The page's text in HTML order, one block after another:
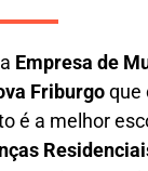
Empresa de
Friburgoque
é a melhor